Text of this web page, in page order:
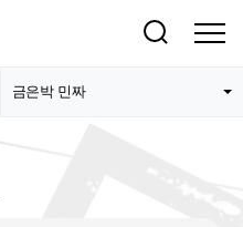
금은박 민짜